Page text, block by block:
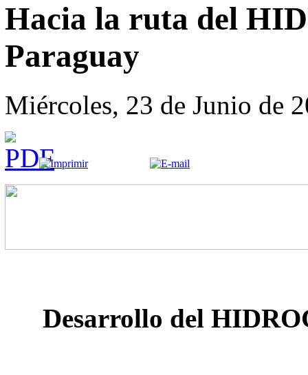
Hacia la ruta del
Paraguay
Miércoles, 23 de Junio de
Desarrollo del